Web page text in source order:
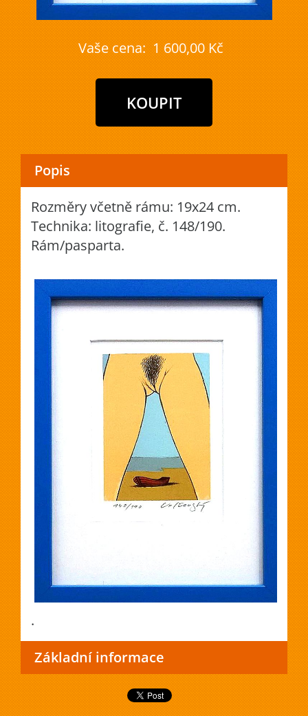
Vaše cena: 1 600,00 Kč
Popis
Rozměry včetně rámu: 19x24 cm.
Technika: litografie, č. 148/190.
Rám/pasparta.
.
Základní informace